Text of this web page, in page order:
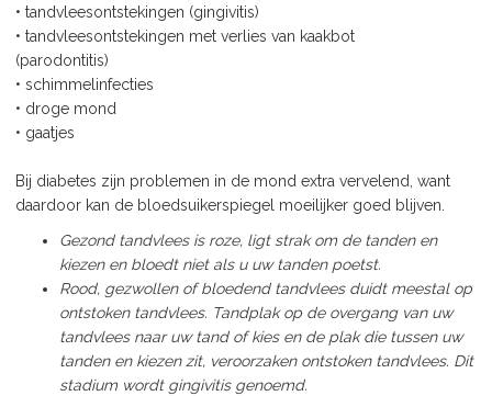
• tandvleesontstekingen (gingivitis)
• tandvleesontstekingen met verlies van kaakbot
(parodontitis)
• schimmelinfecties
• droge mond
• gaatjes
Bij diabetes zijn problemen in de mond extra vervelend, want
daardoor kan de bloedsuikerspiegel moeilijker goed blijven.
Gezond tandvlees is roze, ligt strak om de tanden en
kiezen en bloedt niet als u uw tanden poetst.
Rood, gezwollen of bloedend tandvlees duidt meestal op
ontstoken tandvlees. Tandplak op de overgang van uw
tandvlees naar uw tand of kies en de plak die tussen uw
tanden en kiezen zit, veroorzaken ontstoken tandvlees. Dit
stadium wordt gingivitis genoemd.